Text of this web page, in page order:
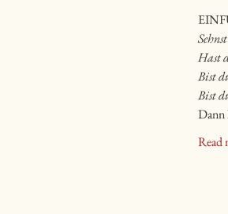
Hast
Bist
Bist
Dann
Read